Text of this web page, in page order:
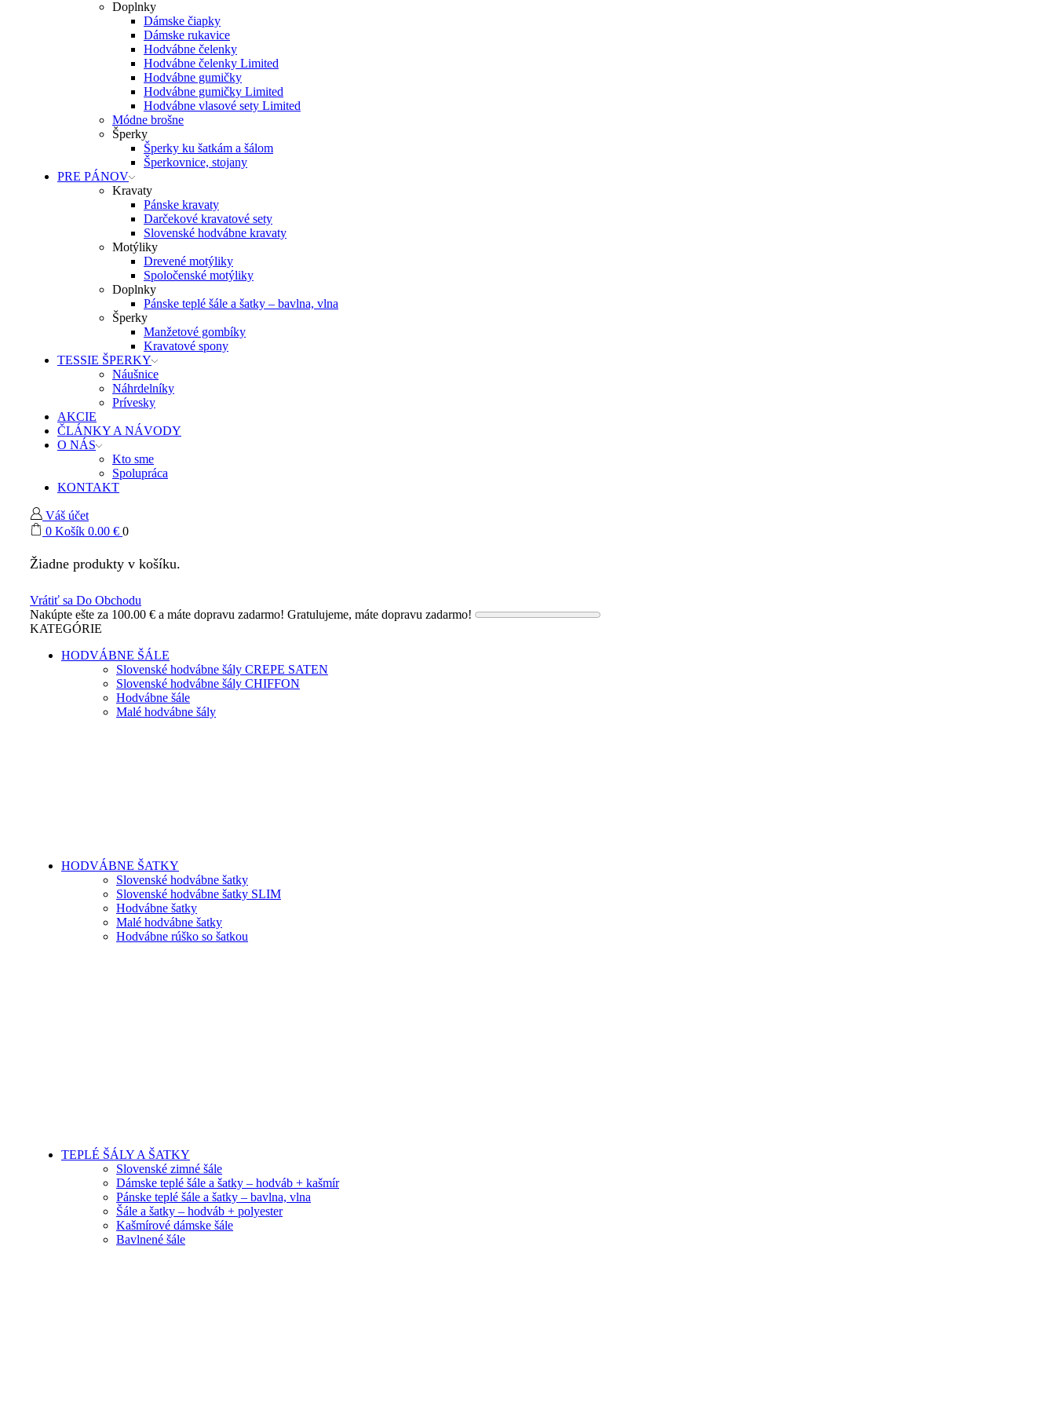
Doplnky
Dámske čiapky
Dámske rukavice
Hodvábne čelenky
Hodvábne čelenky Limited
Hodvábne gumičky
Hodvábne gumičky Limited
Hodvábne vlasové sety Limited
Módne brošne
Šperky
Šperky ku šatkám a šálom
Šperkovnice, stojany
PRE PÁNOV
Kravaty
Pánske kravaty
Darčekové kravatové sety
Slovenské hodvábne kravaty
Motýliky
Drevené motýliky
Spoločenské motýliky
Doplnky
Pánske teplé šále a šatky – bavlna, vlna
Šperky
Manžetové gombíky
Kravatové spony
TESSIE ŠPERKY
Náušnice
Náhrdelníky
Prívesky
AKCIE
ČLÁNKY A NÁVODY
O NÁS
Kto sme
Spolupráca
KONTAKT
Váš účet
0 Košík 0.00 € 0
Žiadne produkty v košíku.
Vrátiť sa Do Obchodu
Nakúpte ešte za 100.00 € a máte dopravu zadarmo! Gratulujeme, máte dopravu zadarmo!
KATEGÓRIE
HODVÁBNE ŠÁLE
Slovenské hodvábne šály CREPE SATEN
Slovenské hodvábne šály CHIFFON
Hodvábne šále
Malé hodvábne šály
HODVÁBNE ŠATKY
Slovenské hodvábne šatky
Slovenské hodvábne šatky SLIM
Hodvábne šatky
Malé hodvábne šatky
Hodvábne rúško so šatkou
TEPLÉ ŠÁLY A ŠATKY
Slovenské zimné šále
Dámske teplé šále a šatky – hodváb + kašmír
Pánske teplé šále a šatky – bavlna, vlna
Šále a šatky – hodváb + polyester
Kašmírové dámske šále
Bavlnené šále